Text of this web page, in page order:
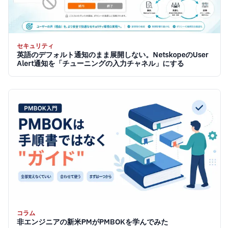
セキュリティ
英語のデフォルト通知のまま展開しない。NetskopeのUser
Alert通知を「チューニングの入力チャネル」にする
コラム
非エンジニアの新米PMがPMBOKを学んでみた